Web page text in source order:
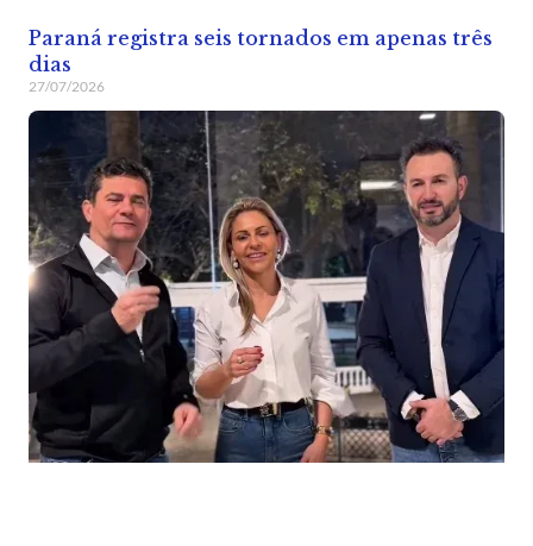
Paraná registra seis tornados em apenas três
dias
27/07/2026